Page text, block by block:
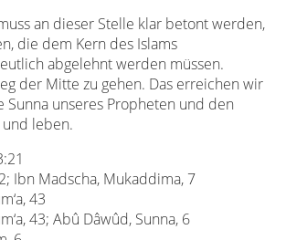
an dieser Stelle klar betont werden,
die dem Kern des Islams
abgelehnt werden müssen.
der Mitte zu gehen. Das erreichen wir
Sunna unseres Propheten und den
leben.
Ibn Madscha, Mukaddima, 7
43
43; Abû Dâwûd, Sunna, 6